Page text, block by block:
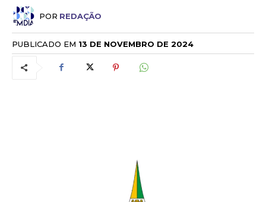
POR REDAÇÃO
PUBLICADO EM 13 DE NOVEMBRO DE 2024